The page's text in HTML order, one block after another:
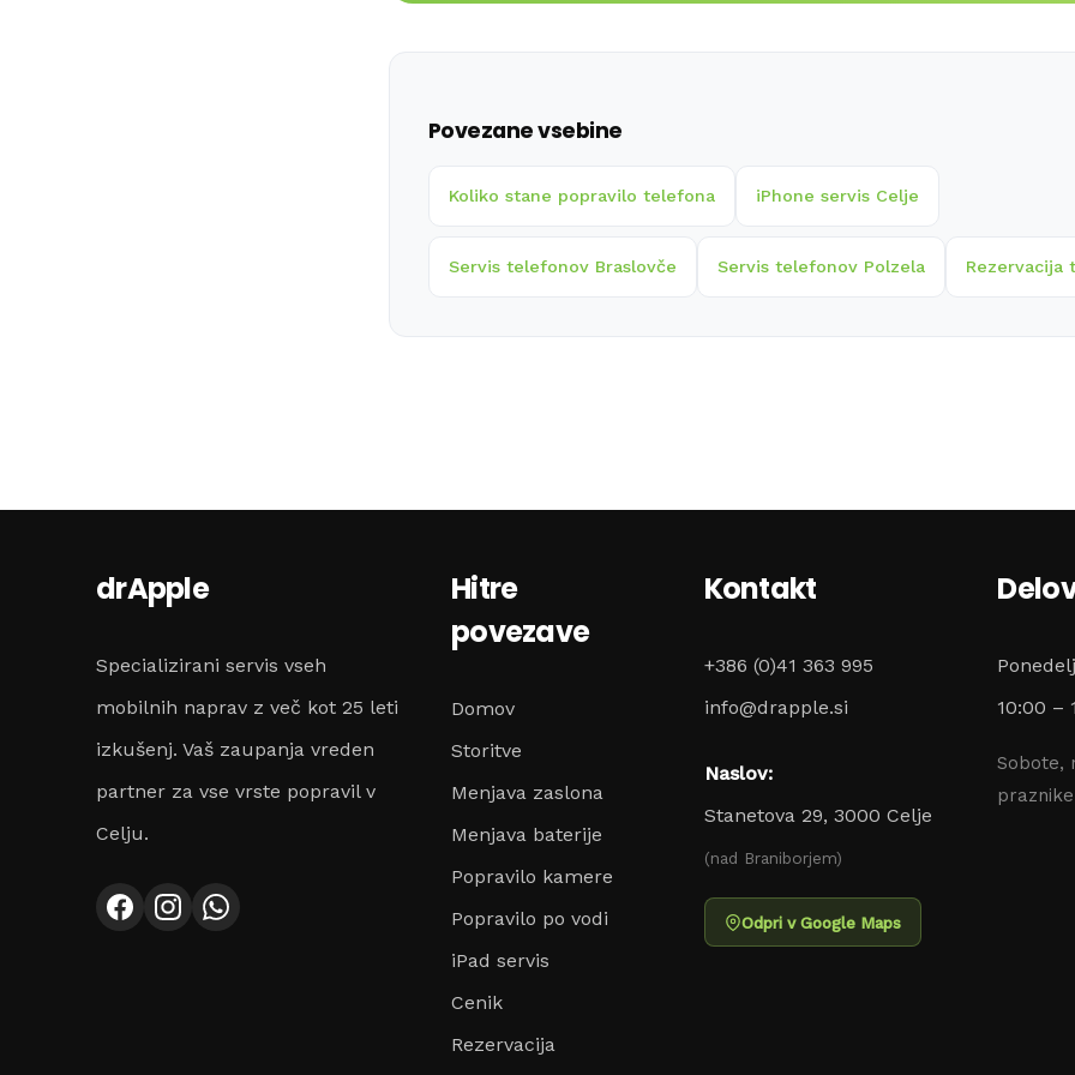
Povezane vsebine
Koliko stane popravilo telefona iPhone servis Celje
Servis telefonov Braslovče Servis telefonov Polzela Rezervacija
drApple
Specializirani servis vseh
mobilnih naprav z več kot 25 leti
izkušenj. Vaš zaupanja vreden
partner za vse vrste popravil v
Celju.
Hitre
povezave
Domov
Storitve
Menjava zaslona
Menjava baterije
Popravilo kamere
Popravilo po vodi
iPad servis
Cenik
Rezervacija
Kontakt
+386 (0)41 363 995
info@drapple.si
Naslov:
Stanetova 29, 3000 Celje
(nad Braniborjem)
Odpri v Google Maps
10:00 –
Sobote,